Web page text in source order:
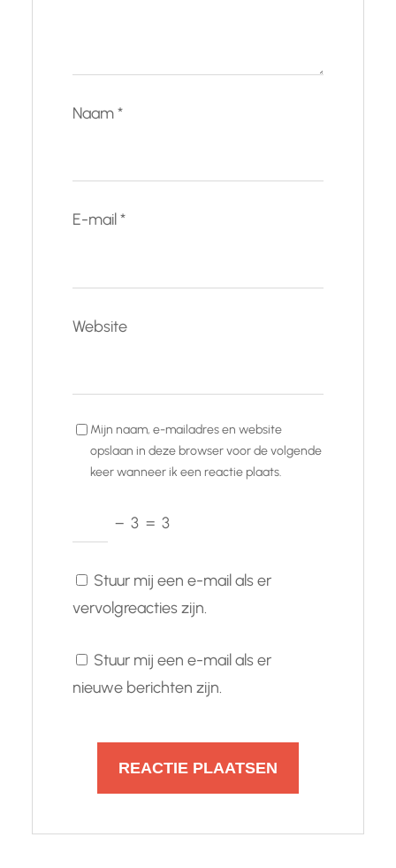
Naam*
E-mail*
Website
Mijn naam, e-mailadres en website
opslaan in deze browser voor de volgende
keer wanneer ik een reactie plaats.
− 3 = 3
Stuur mij een e-mail als er
vervolgreacties zijn.
Stuur mij een e-mail als er
nieuwe berichten zijn.